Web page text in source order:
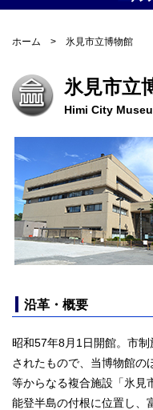
ホーム > 氷見市立博物館
氷見市立
Himi City
沿革・概要
昭和57年8月1日開館。市
されたもので、当博物館の
等からなる複合施設「氷見
能登半島の付根に位置し、